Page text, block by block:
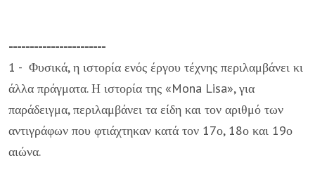
-----------------------
1 - Φυσικά, η ιστορία ενός έργου τέχνης περιλαμβάνει κι
άλλα πράγματα. Η ιστορία της «Mona Lisa», για
παράδειγμα, περιλαμβάνει τα είδη και τον αριθμό των
αντιγράφων που φτιάχτηκαν κατά τον 17ο, 18ο και 19ο
αιώνα.